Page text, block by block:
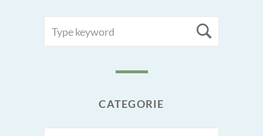
FOR:
CATEGORIE